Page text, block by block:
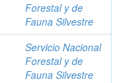
Forestal y de
Fauna Silvestre
Servicio Nacional
Forestal y de
Fauna Silvestre